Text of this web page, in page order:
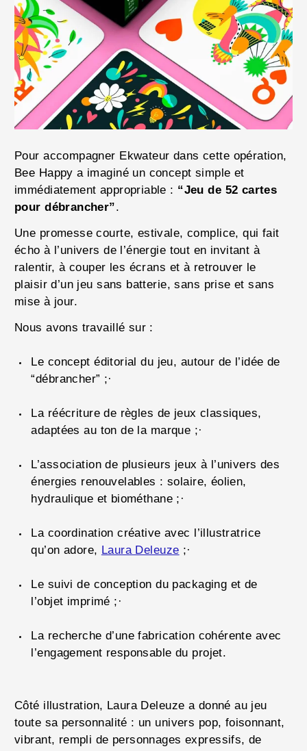
Pour accompagner Ekwateur dans cette opération,
Bee Happy a imaginé un concept simple et
immédiatement appropriable : “Jeu de 52 cartes
pour débrancher”.
Une promesse courte, estivale, complice, qui fait
écho à l’univers de l’énergie tout en invitant à
ralentir, à couper les écrans et à retrouver le
plaisir d’un jeu sans batterie, sans prise et sans
mise à jour.
Nous avons travaillé sur :
Le concept éditorial du jeu, autour de l’idée de
“débrancher” ;·
La réécriture de règles de jeux classiques,
adaptées au ton de la marque ;·
L’association de plusieurs jeux à l’univers des
énergies renouvelables : solaire, éolien,
hydraulique et biométhane ;·
La coordination créative avec l’illustratrice
qu’on adore, Laura Deleuze ;·
Le suivi de conception du packaging et de
l’objet imprimé ;·
La recherche d’une fabrication cohérente avec
l’engagement responsable du projet.
Côté illustration, Laura Deleuze a donné au jeu
toute sa personnalité : un univers pop, foisonnant,
vibrant, rempli de personnages expressifs, de